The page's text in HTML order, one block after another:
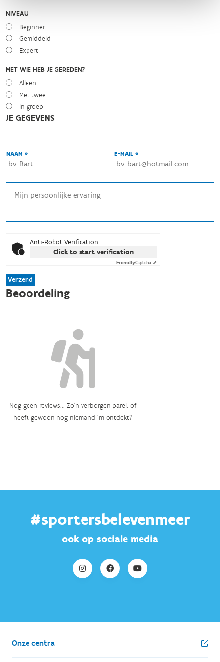
NIVEAU
Beginner
Gemiddeld
Expert
MET WIE HEB JE GEREDEN?
Alleen
Met twee
In groep
JE GEGEVENS
NAAM * E-MAIL *
Anti-Robot Verification
Click to start verification
FriendlyCaptcha ⇗
Verzend
Beoordeling
Nog geen reviews... Zo’n verborgen parel, of
heeft gewoon nog niemand ‘m ontdekt?
#sportersbelevenmeer
ook op sociale media
Onze centra